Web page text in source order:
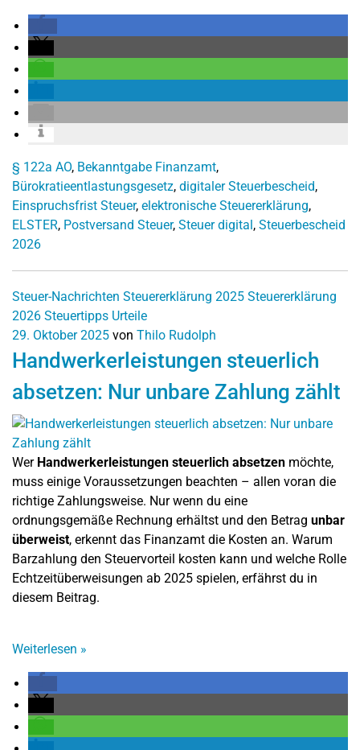
§ 122a AO, Bekanntgabe Finanzamt,
Bürokratieentlastungsgesetz, digitaler Steuerbescheid,
Einspruchsfrist Steuer, elektronische Steuererklärung,
ELSTER, Postversand Steuer, Steuer digital, Steuerbescheid
2026
Steuer-Nachrichten Steuererklärung 2025 Steuererklärung
2026 Steuertipps Urteile
29. Oktober 2025 von Thilo Rudolph
Handwerkerleistungen steuerlich
absetzen: Nur unbare Zahlung zählt
Wer Handwerkerleistungen steuerlich absetzen möchte,
muss einige Voraussetzungen beachten – allen voran die
richtige Zahlungsweise. Nur wenn du eine
ordnungsgemäße Rechnung erhältst und den Betrag unbar
überweist, erkennt das Finanzamt die Kosten an. Warum
Barzahlung den Steuervorteil kosten kann und welche Rolle
Echtzeitüberweisungen ab 2025 spielen, erfährst du in
diesem Beitrag.
Weiterlesen »